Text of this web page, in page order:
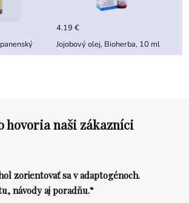
4.19 €
Jojobový olej, Bioherba, 10 ml
hovoria naši zákazníci
zorientovať sa v adaptogénoch.
návody aj poradňu.“